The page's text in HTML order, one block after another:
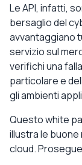
Le API, infatti,
bersaglio del
avvantaggiano
servizio sul
verifichi una
particolare e
gli ambienti
Questo white
illustra le buone
cloud.